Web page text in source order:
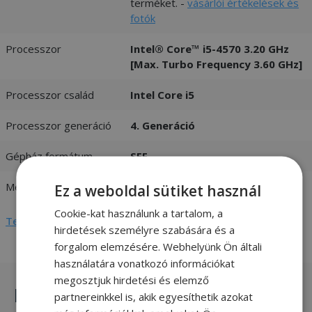
fotók
Processzor
Intel® Core™ i5-4570 3.20 GHz
[Max. Turbo Frequency 3.60 GHz]
Processzor család Intel Core i5
Processzor generáció 4. Generáció
Gépház formátum SFF
Memória (RAM) 8GB DDR3
Teljes adatlap megtekintése
Hasonló termékek
Ez a weboldal sütiket használ
Cookie-kat használunk a tartalom, a
hirdetések személyre szabására és a
forgalom elemzésére. Webhelyünk Ön általi
használatára vonatkozó információkat
megosztjuk hirdetési és elemző
partnereinkkel is, akik egyesíthetik azokat